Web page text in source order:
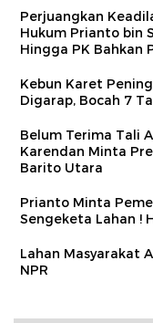
Perjuangkan
Hukum Prianto bin
Hingga PK Bahkan
Kebun Karet
Digarap, Bocah 7
Belum Terima Tali
Karendan Minta
Barito Utara
Prianto Minta
Sengeketa Lahan !
Lahan Masyarakat
NPR